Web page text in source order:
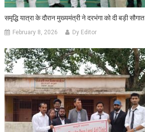
समृद्धि यात्रा के दौरान मुख्यमंत्री ने दरभंगा को दी बड़ी सौगात
February 8, 2026 Dy Editor